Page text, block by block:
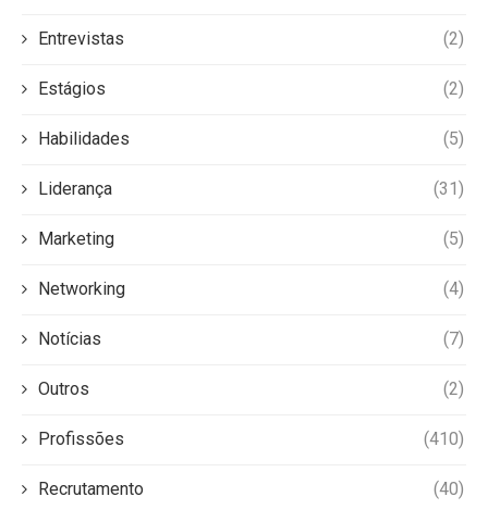
Entrevistas (2)
Estágios (2)
Habilidades (5)
Liderança (31)
Marketing (5)
Networking (4)
Notícias (7)
Outros (2)
Profissões (410)
Recrutamento (40)